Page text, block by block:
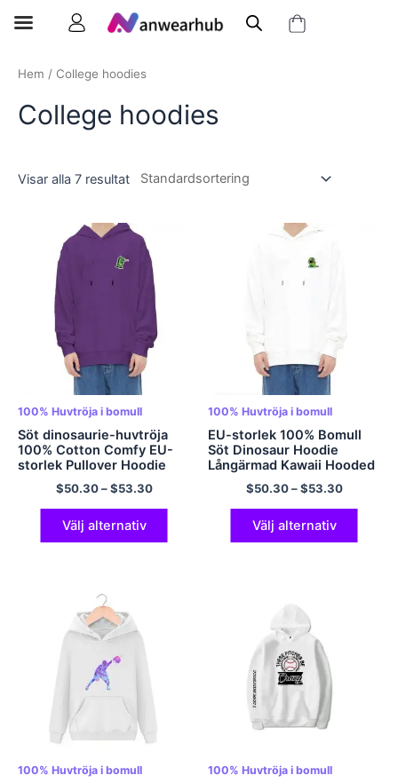
Hem / College hoodies
College hoodies
Visar alla 7 resultat
100% Huvtröja i bomull
Söt dinosaurie-huvtröja
100% Cotton Comfy EU-
storlek Pullover Hoodie
Oversized Hoodie för män
och kvinnor Bästa vänner
Hoodie Flerfärgad
$50.30–$53.30
Välj alternativ
100% Huvtröja i bomull
EU-storlek 100% Bomull
Söt Dinosaur Hoodie
Långärmad Kawaii Hooded
Sweatshirt Oversized
Cartoon Casual Estetisk
Pullover Tops Multicolor
$50.30–$53.30
Välj alternativ
100% Huvtröja i bomull 100% Huvtröja i bomull